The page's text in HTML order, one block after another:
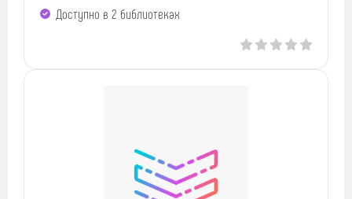
Доступно в 2 библиотеках